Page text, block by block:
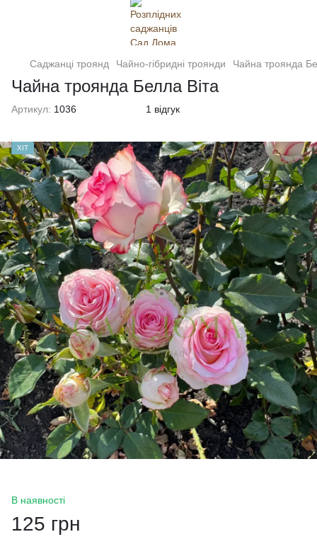
Саджанці троянд Чайно-гібридні троянди Чайна троянда
Чайна троянда Белла Віта
Артикул: 1036 1 відгук
ХІТ
В наявності
125 грн